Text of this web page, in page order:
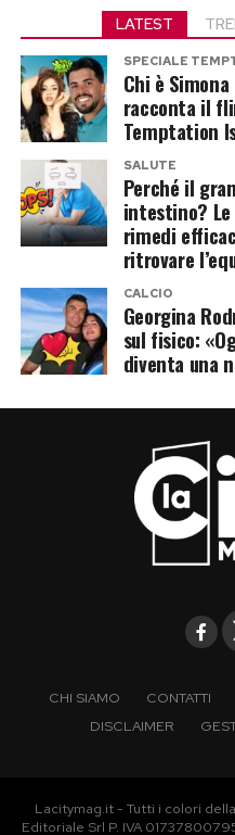
LATEST
SPECIALE
Chi è
racconta il
Temptation
SALUTE
Perché il
intestino?
rimedi
ritrovare
CALCIO
Georgina
sul fisico:
diventa una
CHI SIAMO CONTATTI
DISCLAIMER
Lacitymag.it - Tutti i colori
Editoriale Srl P. IVA